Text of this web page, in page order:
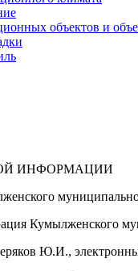
объектов и
Кумылженского
Ю.И.,